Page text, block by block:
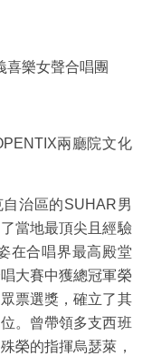
喜樂女聲合唱團
兩廳院文化
治區的SUHAR男
當地最頂尖且經驗
在合唱界最高殿堂
大賽中獲總冠軍榮
票選獎，確立了其
。曾帶領多支西班
榮的指揮烏瑟萊，